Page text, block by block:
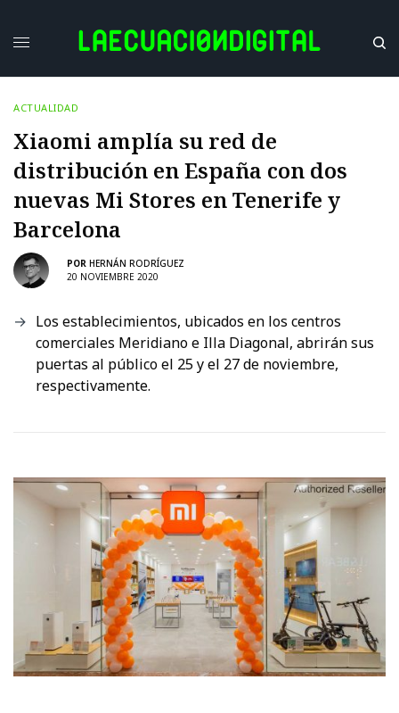
ACTUALIDAD
Xiaomi amplía su red de
distribución en España con dos
nuevas Mi Stores en Tenerife y
Barcelona
POR HERNÁN RODRÍGUEZ
20 NOVIEMBRE 2020
Los establecimientos, ubicados en los centros
comerciales Meridiano e Illa Diagonal, abrirán sus
puertas al público el 25 y el 27 de noviembre,
respectivamente.